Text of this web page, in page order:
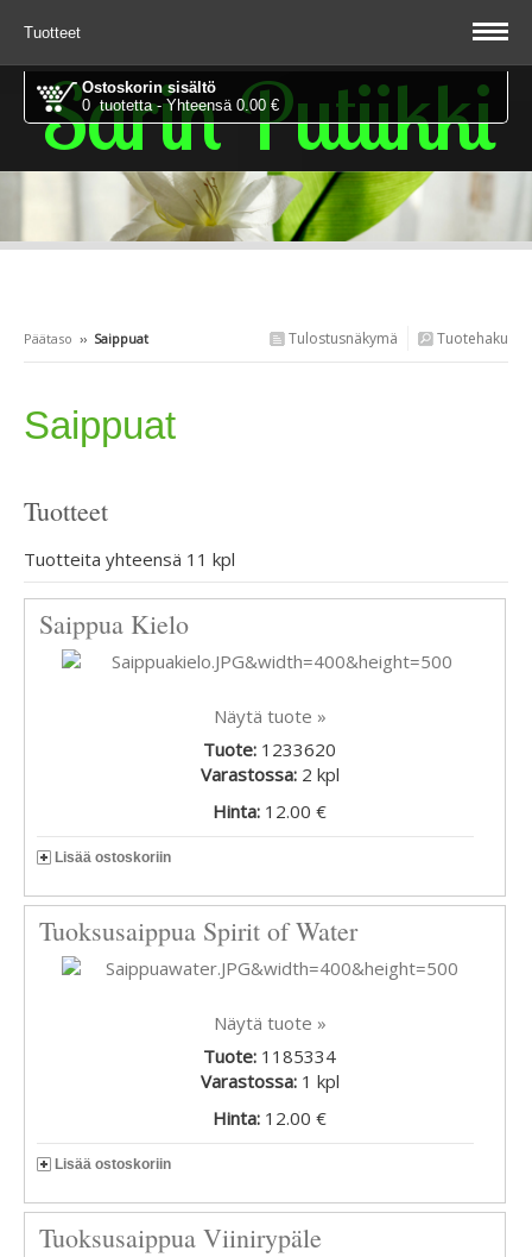
Tuotteet
Ostoskorin sisältö
0 tuotetta - Yhteensä 0.00 €
Sarin Putiikki
Tuotehaku
Tulostusnäkymä
Päätaso ›› Saippuat
Saippuat
Tuotteet
Tuotteita yhteensä 11 kpl
Saippua Kielo
Näytä tuote »
Tuote: 1233620
Varastossa: 2 kpl
Hinta: 12.00 €
Lisää ostoskoriin
Tuoksusaippua Spirit of Water
Näytä tuote »
Tuote: 1185334
Varastossa: 1 kpl
Hinta: 12.00 €
Lisää ostoskoriin
Tuoksusaippua Viinirypäle